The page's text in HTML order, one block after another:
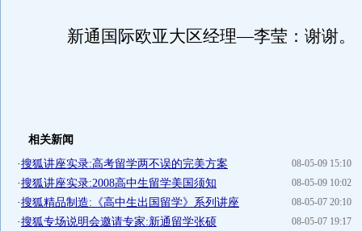
新通国际欧亚大区经理—李莹：谢谢。
相关新闻
08-05-09 15:10
·搜狐讲座实录:高考留学两不误的完美方案
08-05-09 10:02
·搜狐讲座实录:2008高中生留学美国须知
08-05-07 20:10
·搜狐精品制造:《高中生出国留学》系列讲座
08-05-07 19:17
·搜狐专场说明会邀请专家:新通留学张硕